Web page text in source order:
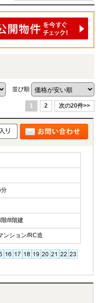
並び順
1 2 次の20件>>
/8階建
ンション/RC造